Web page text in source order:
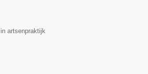
artsenpraktijk